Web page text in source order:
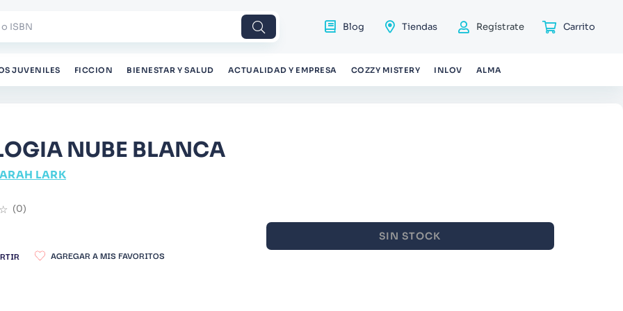
Blog Tiendas Regístrate
JUVENILES FICCION BIENESTAR Y SALUD ACTUALIDAD Y EMPRESA COZZY MISTERY INLOV ALMA
NUBE BLANCA
LARK
☆ (0)
SIN STOCK